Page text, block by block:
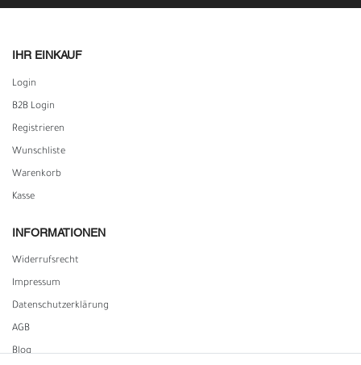
IHR EINKAUF
Login
B2B Login
Registrieren
Wunschliste
Warenkorb
Kasse
INFORMATIONEN
Widerrufs­recht
Impressum
Daten­schutz­erklärung
AGB
Blog